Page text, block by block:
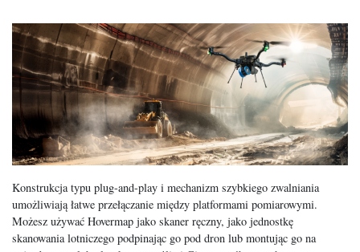
Konstrukcja typu plug-and-play i mechanizm szybkiego zwalniania
umożliwiają łatwe przełączanie między platformami pomiarowymi.
Możesz używać Hovermap jako skaner ręczny, jako jednostkę
skanowania lotniczego podpinając go pod dron lub montując go na